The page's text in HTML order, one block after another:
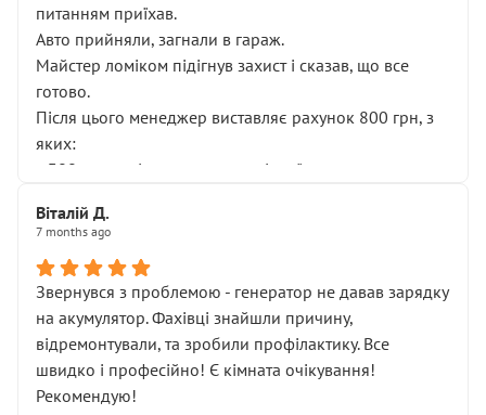
питанням приїхав.
Авто прийняли, загнали в гараж.
Майстер ломіком підігнув захист і сказав, що все
готово.
Після цього менеджер виставляє рахунок 800 грн, з
яких:
• 300 грн — діагностика гальмівної системи
НЕ погоджував
послуга. Тим більше, я був поруч і жодної реальної
діагностики ходової не проводилось. Після
зауваження гроші за цю “послугу” повернули, що
лише підтвердило мою правоту.
Але головне — я виїжджаю з боксу, і скрип у гальмах
залишився таким самим, як і був. Тобто оплачена
Віталій Д.
7 months ago
Звернувся з проблемою - генератор не давав зарядку
на акумулятор. Фахівці знайшли причину,
відремонтували, та зробили профілактику. Все
швидко і професійно! Є кімната очікування!
Рекомендую!